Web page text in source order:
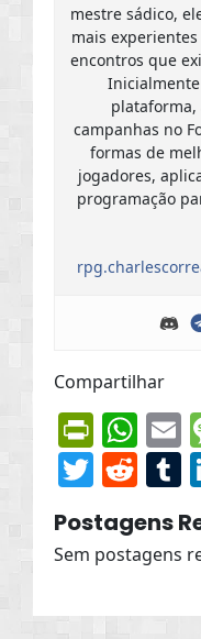
mestre sádico,
mais
encontros que
plataforma,
campanhas no
formas de
jogadores,
programação
Compartilhar
Postagens
Sem postagens